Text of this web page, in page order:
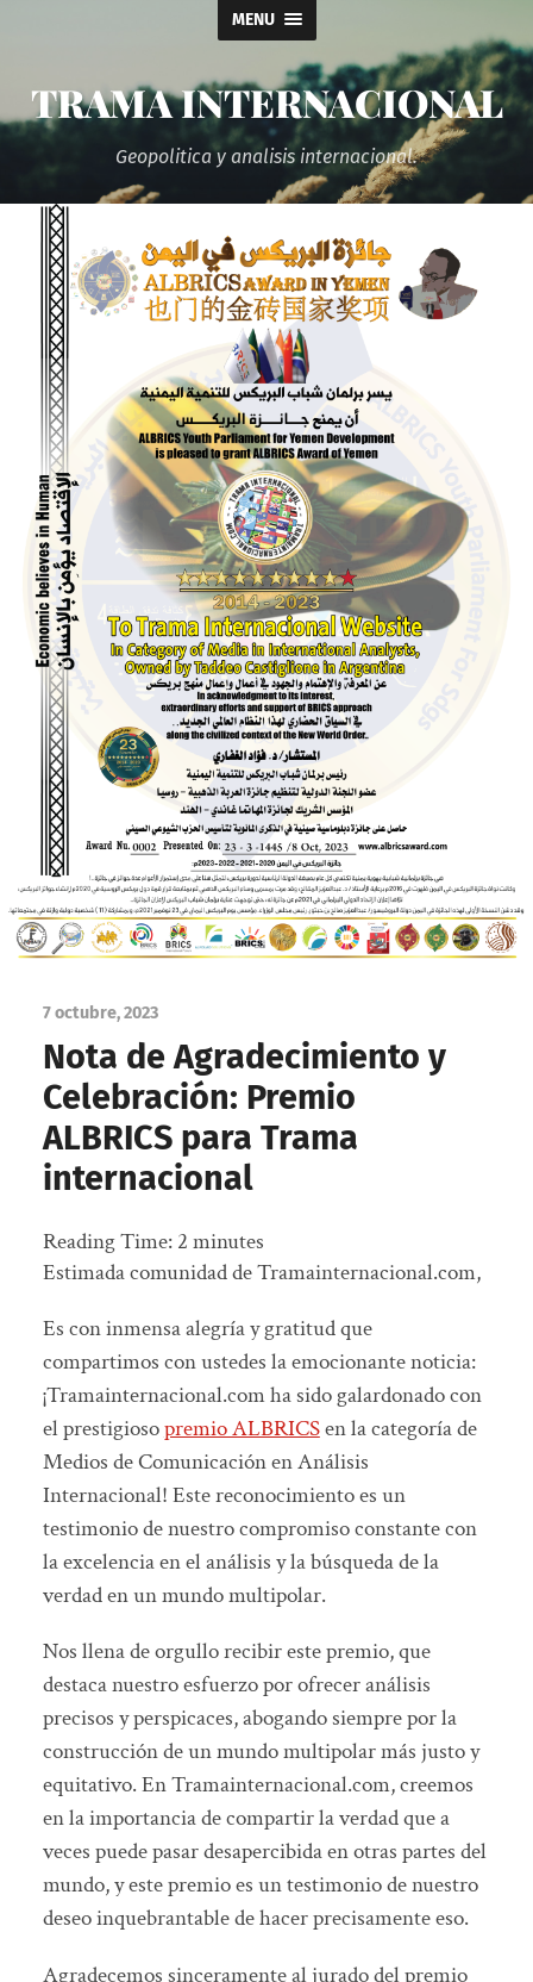
MENU
TRAMA INTERNACIONAL
Geopolitica y analisis internacional.
7 octubre, 2023
Nota de Agradecimiento y
Celebración: Premio
ALBRICS para Trama
internacional
Reading Time: 2 minutes
Estimada comunidad de Tramainternacional.com,
Es con inmensa alegría y gratitud que
compartimos con ustedes la emocionante noticia:
¡Tramainternacional.com ha sido galardonado con
el prestigiosopremio ALBRICSen la categoría de
Medios de Comunicación en Análisis
Internacional! Este reconocimiento es un
testimonio de nuestro compromiso constante con
la excelencia en el análisis y la búsqueda de la
verdad en un mundo multipolar.
Nos llena de orgullo recibir este premio, que
destaca nuestro esfuerzo por ofrecer análisis
precisos y perspicaces, abogando siempre por la
construcción de un mundo multipolar más justo y
equitativo. En Tramainternacional.com, creemos
en la importancia de compartir la verdad que a
veces puede pasar desapercibida en otras partes del
mundo, y este premio es un testimonio de nuestro
deseo inquebrantable de hacer precisamente eso.
Agradecemos sinceramente al jurado del premio